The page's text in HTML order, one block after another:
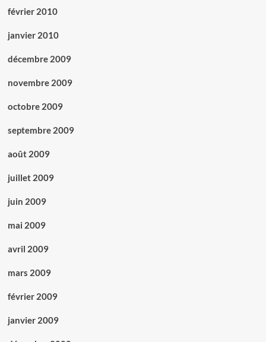
février 2010
janvier 2010
décembre 2009
novembre 2009
octobre 2009
septembre 2009
août 2009
juillet 2009
juin 2009
mai 2009
avril 2009
mars 2009
février 2009
janvier 2009